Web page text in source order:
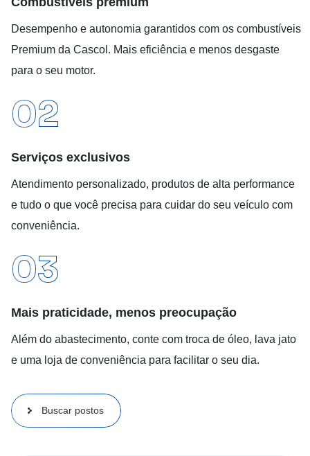
Desempenho e autonomia garantidos com os combustíveis
Premium da Cascol. Mais eficiência e menos desgaste
para o seu motor.
02
Serviços exclusivos
Atendimento personalizado, produtos de alta performance
e tudo o que você precisa para cuidar do seu veículo com
conveniência.
03
Mais praticidade, menos preocupação
Além do abastecimento, conte com troca de óleo, lava jato
e uma loja de conveniência para facilitar o seu dia.
Buscar postos